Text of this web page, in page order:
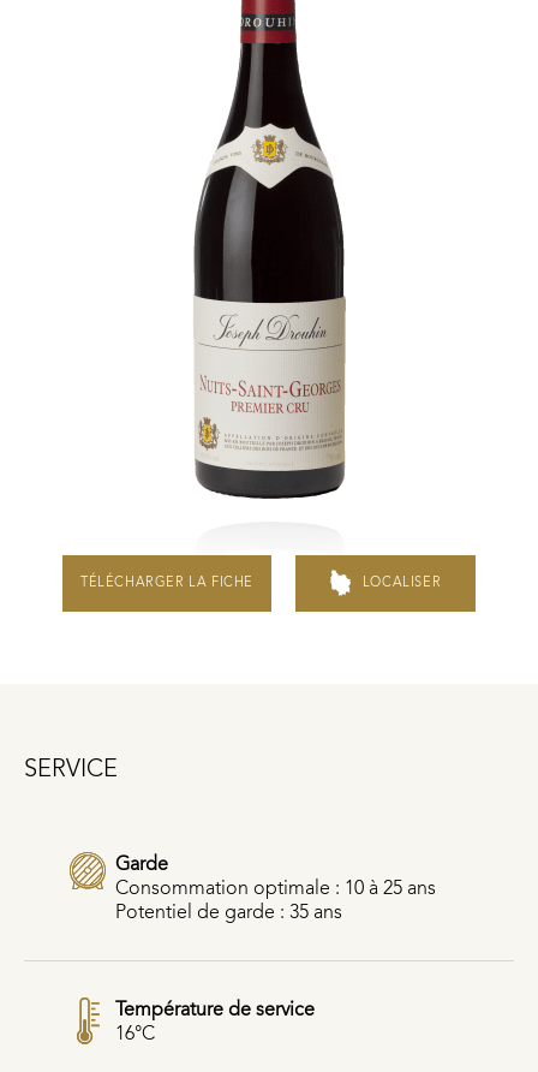
Visites & Dégustations quotidiennes
Expériences inédites
Balades dans les vignes
Recrutement Vendangeurs 2026
TÉLÉCHARGER LA FICHE LOCALISER
SERVICE
Garde
Consommation optimale : 10 à 25 ans
Potentiel de garde : 35 ans
Température de service
16°C